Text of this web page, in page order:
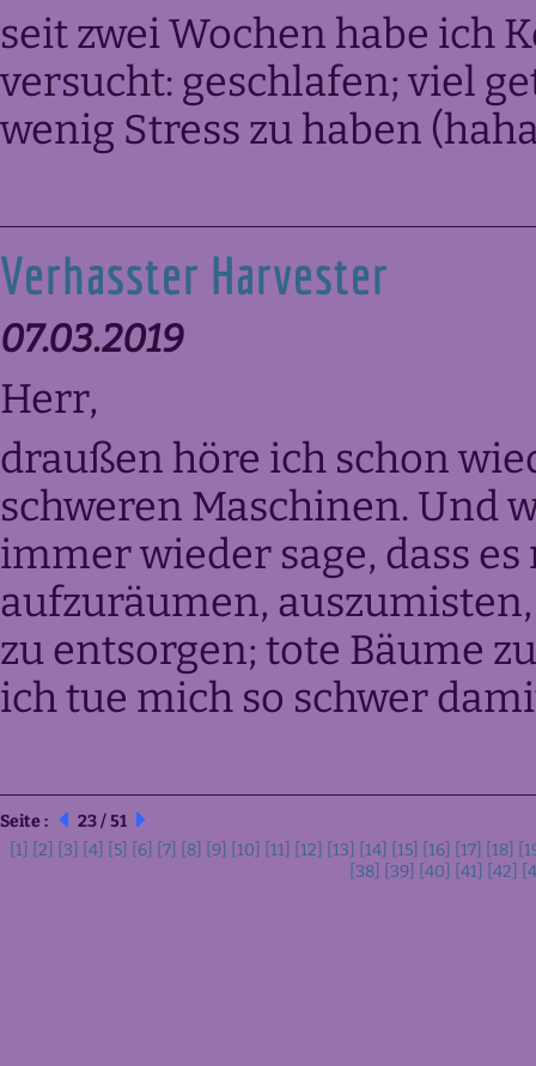
seit zwei Wochen habe ich
versucht: geschlafen; viel
wenig Stress zu haben
Verhasster Harvester
07.03.2019
Herr,
draußen höre ich schon
schweren Maschinen. Und
immer wieder sage, dass
aufzuräumen,
zu entsorgen; tote Bäume
ich tue mich so schwer
Seite :
23 / 51
[1]
[2] [3] [4] [5] [6] [7] [8] [9] [10] [11] [12] [13] [14] [15] [16] [17] [18]
[38]
[39] [40] [41] [42]